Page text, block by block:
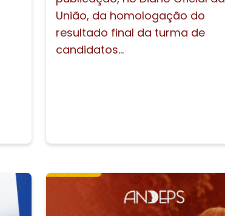
União, da homologação do
resultado final da turma de
candidatos...